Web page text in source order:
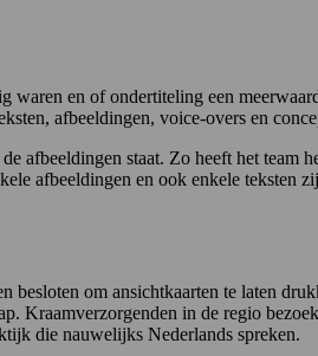
waren en of ondertiteling een
afbeeldingen, voice-overs en
afbeeldingen staat. Zo heeft het team
afbeeldingen en ook enkele teksten
besloten om ansichtkaarten te laten
Kraamverzorgenden in de regio
die nauwelijks Nederlands spreken.